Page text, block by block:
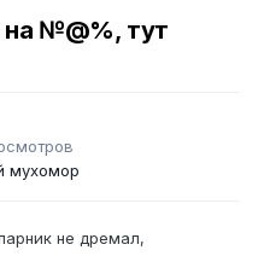
на №@%, тут
мухомор
не дремал,